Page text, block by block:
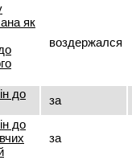
як
воздержался
до
за
до
за